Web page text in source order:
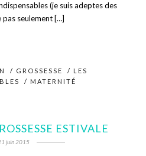
(je suis adeptes des
pas seulement […]
/ GROSSESSE / LES
/ MATERNITÉ
ESTIVALE
juin 2015